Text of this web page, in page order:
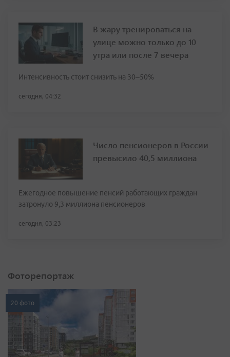
В жару тренироваться на
улице можно только до 10
утра или после 7 вечера
Интенсивность стоит снизить на 30–50%
сегодня, 04:32
Число пенсионеров в России
превысило 40,5 миллиона
Ежегодное повышение пенсий работающих граждан
затронуло 9,3 миллиона пенсионеров
сегодня, 03:23
Фоторепортаж
20 фото